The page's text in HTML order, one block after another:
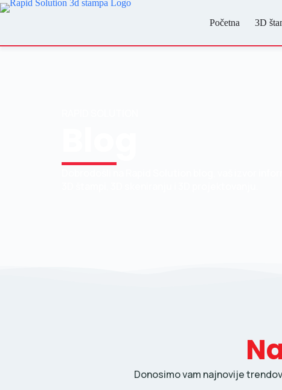
Početna 3D
Donosimo vam najnovije